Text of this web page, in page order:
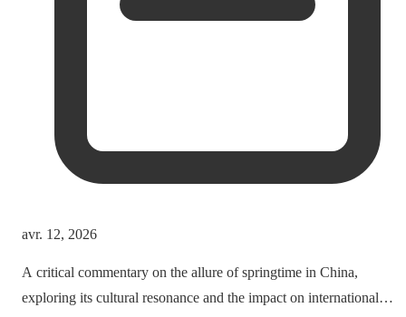
avr. 12, 2026
A critical commentary on the allure of springtime in China,
exploring its cultural resonance and the impact on international